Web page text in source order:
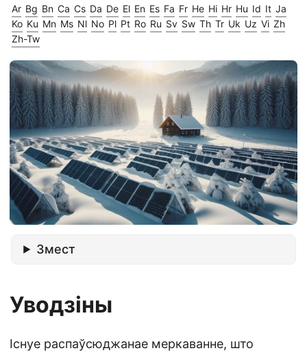
Ar Bg Bn Ca Cs Da De El En Es Fa Fr He Hi Hr Hu Id It Ja
Ko Ku Mn Ms Nl No Pl Pt Ro Ru Sv Sw Th Tr Uk Uz Vi Zh
Zh-Tw
Змест
Уводзіны
Існуе распаўсюджанае меркаванне, што